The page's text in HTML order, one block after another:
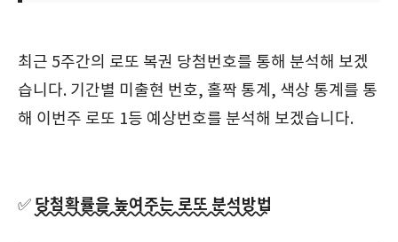
최근 5주간의 로또 복권 당첨번호를 통해 분석해 보겠
습니다. 기간별 미출현 번호, 홀짝 통계, 색상 통계를 통
해 이번주 로또 1등 예상번호를 분석해 보겠습니다.
✅ 당첨확률을 높여주는 로또 분석방법